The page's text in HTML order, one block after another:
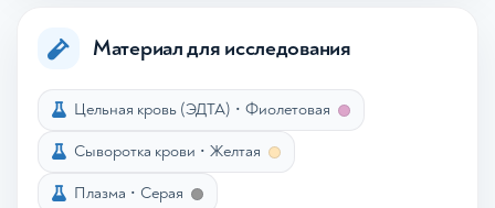
Материал для исследования
Цельная кровь (ЭДТА) • Фиолетовая
Сыворотка крови • Желтая
Плазма • Серая